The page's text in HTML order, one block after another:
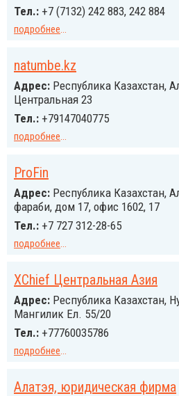
Тел.: +7 (7132) 242 883, 242 884
подробнее...
natumbe.kz
Адрес: Республика Казахстан,
Центральная 23
Тел.: +79147040775
подробнее...
ProFin
Адрес: Республика Казахстан,
фараби, дом 17, офис 1602, 17
Тел.: +7 727 312-28-65
подробнее...
XChief Центральная Азия
Адрес: Республика Казахстан,
Мангилик Ел. 55/20
Тел.: +77760035786
подробнее...
Алатэя, юридическая фирма